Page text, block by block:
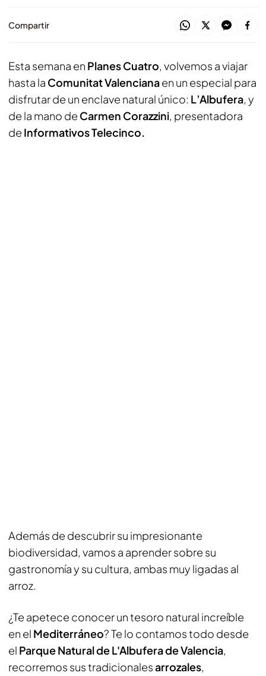
Compartir
Esta semana en Planes Cuatro, volvemos a viajar
hasta la Comunitat Valencianaen un especial para
disfrutar de un enclave natural único: L’Albufera, y
de la mano de Carmen Corazzini, presentadora
de Informativos Telecinco.
Además de descubrir su impresionante
biodiversidad, vamos a aprender sobre su
gastronomía y su cultura, ambas muy ligadas al
arroz.
¿Te apetece conocer un tesoro natural increíble
en el Mediterráneo? Te lo contamos todo desde
el Parque Natural de L'Albufera de Valencia,
recorremos sus tradicionalesarrozales,